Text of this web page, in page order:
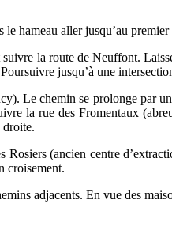
hameau aller jusqu’au premier
la route de Neuffont.
jusqu’à une
Le chemin se prolonge par
la rue des Fromentaux
droite.
(ancien centre
croisement.
adjacents. En vue des